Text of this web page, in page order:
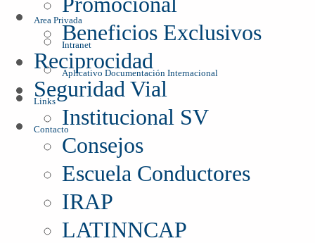
Area Privada
Intranet
Aplicativo Documentación Internacional
Links
Contacto
Beneficios Exclusivos
Reciprocidad
Seguridad Vial
Institucional SV
Consejos
Escuela Conductores
IRAP
LATINNCAP